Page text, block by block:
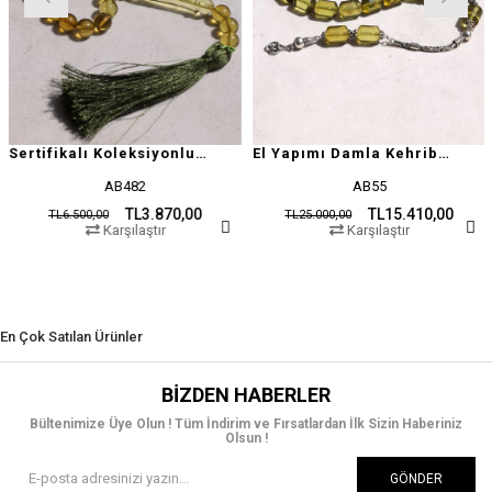
Sertifikalı Koleksiyonluk Özel Seri Damla Kehribar
TL3.870,00
Karşılaştır
El Yapımı Damla Kehribar Tesbih
TL15.410,00
TL25.000,00
Karşılaştır
En Çok Satılan Ürünler
BIZDEN HABERLER
Bültenimize Üye Olun ! Tüm İndirim ve Fırsatlardan İlk Sizin Haberiniz
Olsun !
GÖNDER